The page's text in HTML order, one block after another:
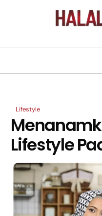
Lifestyle
Lifestyle